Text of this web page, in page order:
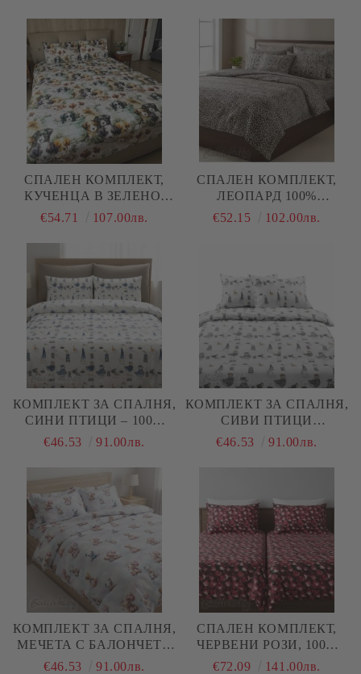
ЧАСТИ
РАНФОРС, 3 ЧАСТИ
СПАЛЕН КОМПЛЕКТ,
КУЧЕНЦА В ЗЕЛЕНО,
100% ПАМУК/ 5Д,
€54.71 107.00лв.
СПАЛЕН КОМПЛЕКТ,
ЛЕОПАРД 100%
НАТУРАЛЕН ПАМУК
€52.15 102.00лв.
КОМПЛЕКТ ЗА СПАЛНЯ,
СИНИ ПТИЦИ – 100%
НАТУРАЛЕН ПАМУК
€46.53 91.00лв.
КОМПЛЕКТ ЗА СПАЛНЯ,
СИВИ ПТИЦИ
АБСТРАКТ – 100%
(РАНФОРС), 4 ЧАСТИ
€46.53 91.00лв.
КОМПЛЕКТ ЗА СПАЛНЯ,
МЕЧЕТА С БАЛОНЧЕТА
3Д – 100% НАТУРАЛЕН
€46.53 91.00лв.
СПАЛЕН КОМПЛЕКТ,
ЧЕРВЕНИ РОЗИ, 100%
ПАМУК/ 5Д, РАНФОРС, 5
€72.09 141.00лв.